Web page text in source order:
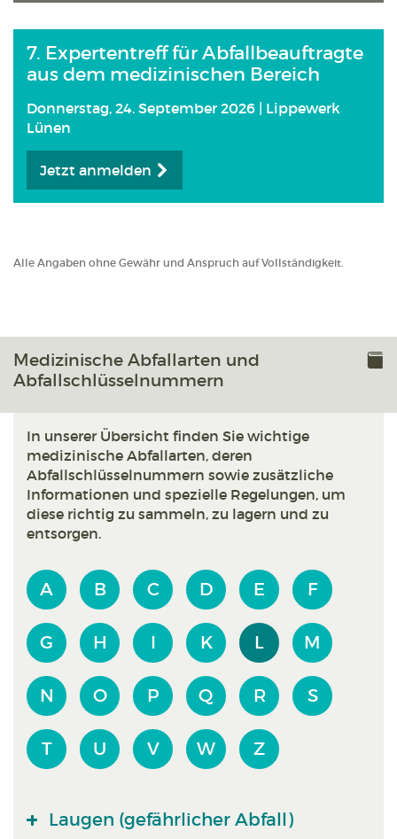
7. Expertentreff für Abfallbeauftragte
aus dem medizinischen Bereich
Donnerstag, 24. September 2026 | Lippewerk
Lünen
Jetzt anmelden
Alle Angaben ohne Gewähr und Anspruch auf Vollständigkeit.
Medizinische Abfallarten und
Abfallschlüsselnummern
In unserer Übersicht finden Sie wichtige
medizinische Abfallarten, deren
Abfallschlüsselnummern sowie zusätzliche
Informationen und spezielle Regelungen, um
diese richtig zu sammeln, zu lagern und zu
entsorgen.
A B C D E F
G H I K L M
N O P Q R S
T U V W Z
Laugen (gefährlicher Abfall)